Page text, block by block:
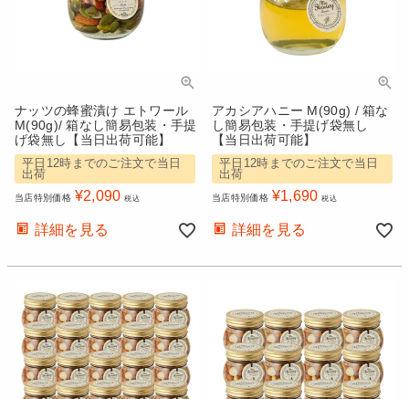
ナッツの蜂蜜漬け エトワール
M(90g)/ 箱なし簡易包装・手提
げ袋無し【当日出荷可能】
平日12時までのご注文で当日
出荷
当店特別価格 ¥2,090 税込
詳細を見る
アカシアハニー M(90g) / 箱な
し簡易包装・手提げ袋無し
【当日出荷可能】
平日12時までのご注文で当日
出荷
当店特別価格 ¥1,690 税込
詳細を見る